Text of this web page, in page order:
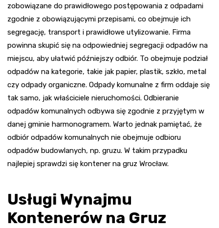
zobowiązane do prawidłowego postępowania z odpadami
zgodnie z obowiązującymi przepisami, co obejmuje ich
segregację, transport i prawidłowe utylizowanie. Firma
powinna skupić się na odpowiedniej segregacji odpadów na
miejscu, aby ułatwić późniejszy odbiór. To obejmuje podział
odpadów na kategorie, takie jak papier, plastik, szkło, metal
czy odpady organiczne. Odpady komunalne z firm oddaje się
tak samo, jak właściciele nieruchomości. Odbieranie
odpadów komunalnych odbywa się zgodnie z przyjętym w
danej gminie harmonogramem. Warto jednak pamiętać, że
odbiór odpadów komunalnych nie obejmuje odbioru
odpadów budowlanych, np. gruzu. W takim przypadku
najlepiej sprawdzi się kontener na gruz Wrocław.
Usługi Wynajmu
Kontenerów na Gruz